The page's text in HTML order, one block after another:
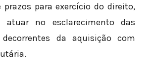
prazos para exercício do direito,
atuar no esclarecimento das
decorrentes da aquisição com